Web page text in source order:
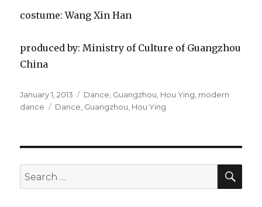
costume: Wang Xin Han
produced by: Ministry of Culture of Guangzhou
China
Posted
on
January 1, 2013 Categories
Dance Guangzhou Hou Ying modern
dance
Tags
Dance Guangzhou Hou Ying
Search
for: